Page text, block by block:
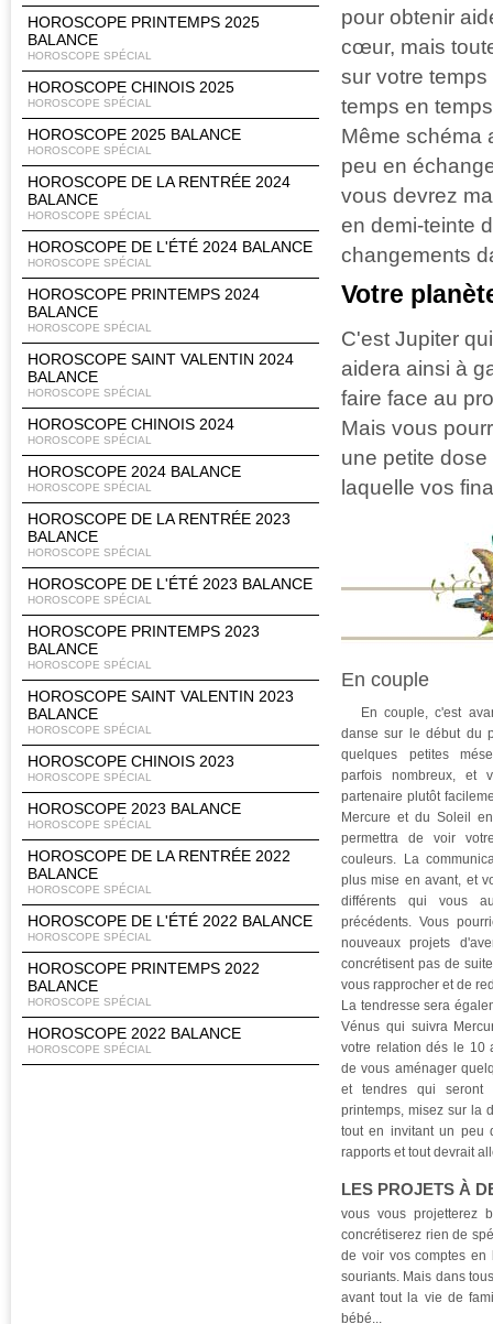
HOROSCOPE PRINTEMPS 2025
BALANCE
HOROSCOPE SPÉCIAL
HOROSCOPE CHINOIS 2025
HOROSCOPE SPÉCIAL
HOROSCOPE 2025 BALANCE
HOROSCOPE SPÉCIAL
HOROSCOPE DE LA RENTRÉE 2024
BALANCE
HOROSCOPE SPÉCIAL
HOROSCOPE DE L'ÉTÉ 2024 BALANCE
HOROSCOPE SPÉCIAL
HOROSCOPE PRINTEMPS 2024
BALANCE
HOROSCOPE SPÉCIAL
HOROSCOPE SAINT VALENTIN 2024
BALANCE
HOROSCOPE SPÉCIAL
HOROSCOPE CHINOIS 2024
HOROSCOPE SPÉCIAL
HOROSCOPE 2024 BALANCE
HOROSCOPE SPÉCIAL
HOROSCOPE DE LA RENTRÉE 2023
BALANCE
HOROSCOPE SPÉCIAL
HOROSCOPE DE L'ÉTÉ 2023 BALANCE
HOROSCOPE SPÉCIAL
HOROSCOPE PRINTEMPS 2023
BALANCE
HOROSCOPE SPÉCIAL
HOROSCOPE SAINT VALENTIN 2023
BALANCE
HOROSCOPE SPÉCIAL
HOROSCOPE CHINOIS 2023
HOROSCOPE SPÉCIAL
HOROSCOPE 2023 BALANCE
HOROSCOPE SPÉCIAL
HOROSCOPE DE LA RENTRÉE 2022
BALANCE
HOROSCOPE SPÉCIAL
HOROSCOPE DE L'ÉTÉ 2022 BALANCE
HOROSCOPE SPÉCIAL
HOROSCOPE PRINTEMPS 2022
BALANCE
HOROSCOPE SPÉCIAL
HOROSCOPE 2022 BALANCE
HOROSCOPE SPÉCIAL
pour obtenir
cœur, mais
sur votre
temps en
Même schéma
peu en
vous devrez
en demi-teinte
changements
Votre
C'est Jupiter
aidera ainsi à
faire face au
Mais vous
une petite
laquelle vos
En couple
En couple, c'est
danse sur le début du
quelques petites
parfois nombreux, et
partenaire plutôt
Mercure et du Soleil
permettra de voir
couleurs. La
plus mise en avant, et
différents qui vous
précédents. Vous
nouveaux projets
concrétisent pas de
vous rapprocher et de
La tendresse sera
Vénus qui suivra
votre relation dés le 10
de vous aménager
et tendres qui seront
printemps, misez sur la
tout en invitant un peu
rapports et tout devrait
LES PROJETS À
vous vous projetterez
concrétiserez rien de
de voir vos comptes en
souriants. Mais dans
avant tout la vie de
bébé...